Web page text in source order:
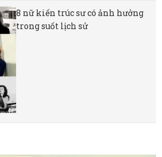
8 nữ kiến ​​trúc sư có ảnh hưởng
trong suốt lịch sử